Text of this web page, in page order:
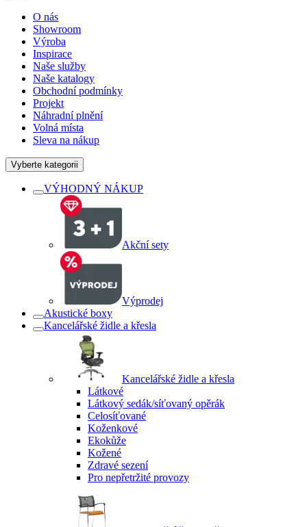
O nás
Showroom
Výroba
Inspirace
Naše služby
Naše katalogy
Obchodní podmínky
Projekt
Náhradní plnění
Volná místa
Sleva na nákup
Vyberte kategorii
VÝHODNÝ NÁKUP
Akční sety
Výprodej
Akustické boxy
Kancelářské židle a křesla
Kancelářské židle a křesla
Látkové
Látkový sedák/síťovaný opěrák
Celosíťované
Koženkové
Ekokůže
Kožené
Zdravé sezení
Pro nepřetržité provozy